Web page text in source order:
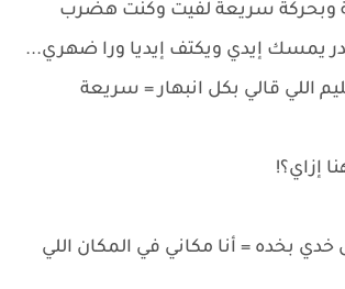
وبحركة سريعة لفيت وكنت هضرب
يمسك إيدي ويكتف إيديا ورا ضهري...
اللي قالي بكل انبهار = سريعة
إزاي؟!
بخده = أنا مكاني في المكان اللي